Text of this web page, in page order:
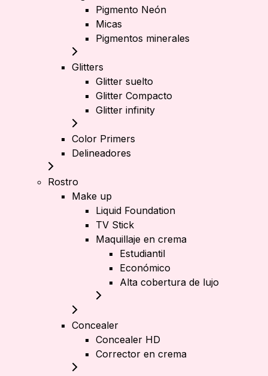
Pigmento Neón
Micas
Pigmentos minerales
Glitters
Glitter suelto
Glitter Compacto
Glitter infinity
Color Primers
Delineadores
Rostro
Make up
Liquid Foundation
TV Stick
Maquillaje en crema
Estudiantil
Económico
Alta cobertura de lujo
Concealer
Concealer HD
Corrector en crema